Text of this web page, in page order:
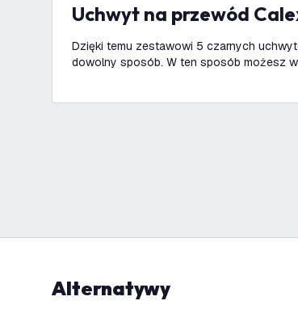
Uchwyt na przewód
Dzięki temu zestawowi 5 czarnych
dowolny sposób. W ten sposób możesz
Alternatywy